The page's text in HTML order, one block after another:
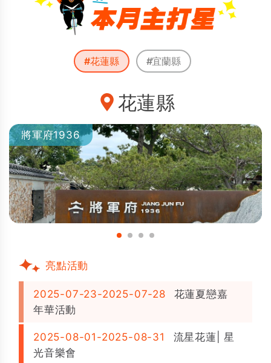
#花蓮縣 #宜蘭縣
花蓮縣
將軍府1936
亮點活動
2025-07-23-2025-07-28
花蓮夏戀嘉
年華活動
2025-08-01-2025-08-31
流星花蓮| 星
光音樂會